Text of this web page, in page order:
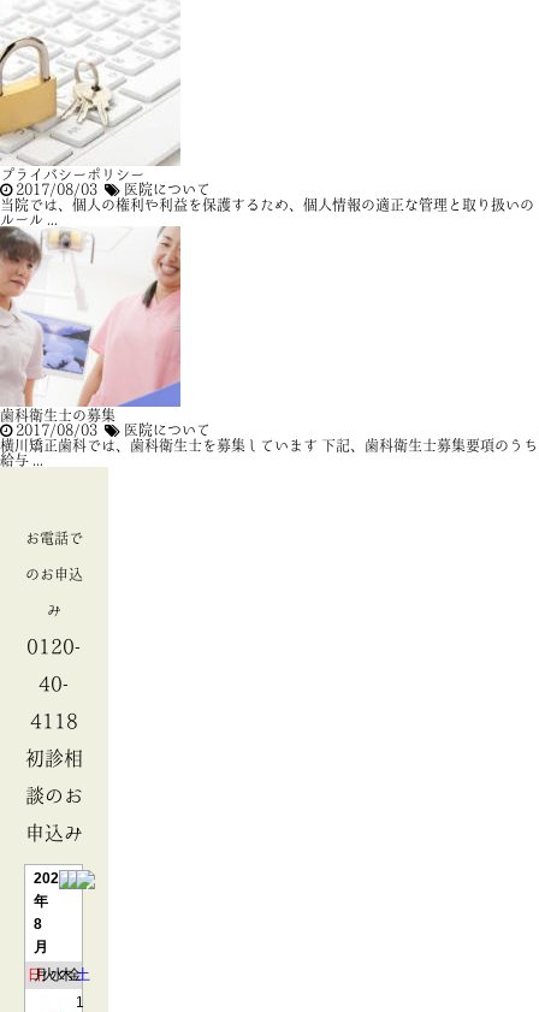
プライバシーポリシー
2017/08/03
医院について
当院では、個人の権利や利益を保護するため、個人情報の適正な管理と取り扱いの
ルール ...
歯科衛生士の募集
2017/08/03
医院について
横川矯正歯科では、歯科衛生士を募集しています 下記、歯科衛生士募集要項のうち
給与 ...
お電話で
のお申込
み
0120-
40-
4118
初診相
談のお
申込み
2026
年
8
月
日月火水木金土
1